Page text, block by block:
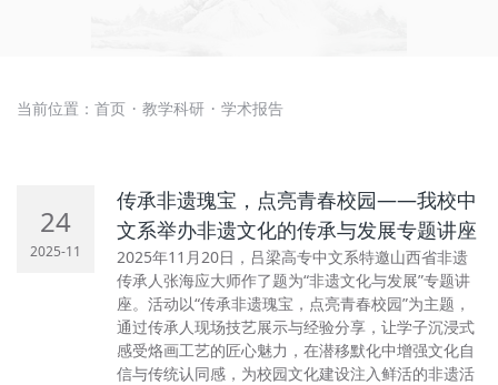
当前位置： 首页 · 教学科研 · 学术报告
24
2025-11
传承非遗瑰宝，点亮青春校园——我校中
文系举办非遗文化的传承与发展专题讲座
2025年11月20日，吕梁高专中文系特邀山西省非遗
传承人张海应大师作了题为“非遗文化与发展”专题讲
座。活动以“传承非遗瑰宝，点亮青春校园”为主题，
通过传承人现场技艺展示与经验分享，让学子沉浸式
感受烙画工艺的匠心魅力，在潜移默化中增强文化自
信与传统认同感，为校园文化建设注入鲜活的非遗活